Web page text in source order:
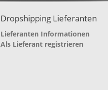
Dropshipping Lieferanten
Lieferanten Informationen
Als Lieferant registrieren